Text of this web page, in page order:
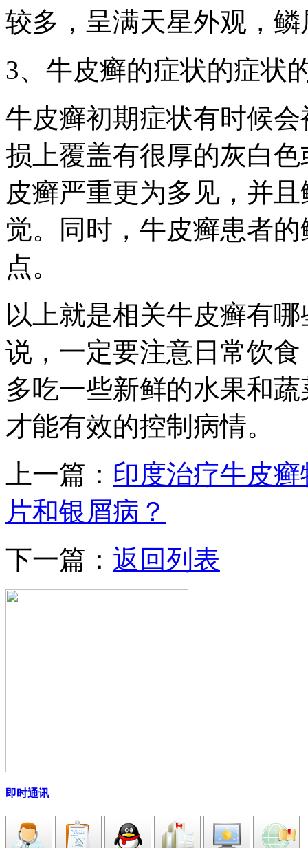
较多，呈满天星外观，
3、牛皮癣的症状的症状
牛皮癣初期症状有时候
损上覆盖有很厚的灰白
皮癣严重更为多见，并
觉。同时，牛皮癣患者
点。
以上就是相关牛皮癣有
说，一定要注意日常饮
多吃一些新鲜的水果和
才能有效的控制病情。
上一篇： 印度治疗牛皮
片和银屑病？
下一篇： 返回列表
即时通讯